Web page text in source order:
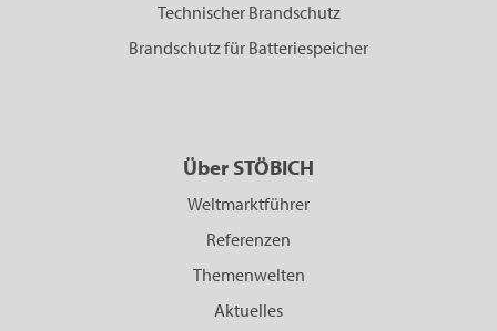
Technischer Brandschutz
Brandschutz für Batteriespeicher
Über STÖBICH
Weltmarktführer
Referenzen
Themenwelten
Aktuelles